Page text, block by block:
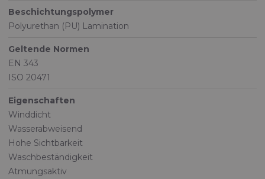
Beschichtungspolymer
Polyurethan (PU) Lamination
Geltende Normen
EN 343
ISO 20471
Eigenschaften
Winddicht
Wasserabweisend
Hohe Sichtbarkeit
Waschbeständigkeit
Atmungsaktiv